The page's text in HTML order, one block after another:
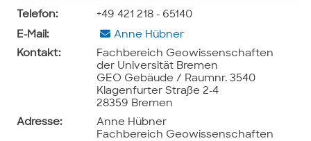
Telefon:
+49 421 218 - 65140
E-Mail:
Anne Hübner
Kontakt:
Fachbereich Geowissenschaften
der Universität Bremen
GEO Gebäude / Raumnr. 3540
Klagenfurter Straße 2-4
28359 Bremen
Adresse:
Anne Hübner
Fachbereich Geowissenschaften